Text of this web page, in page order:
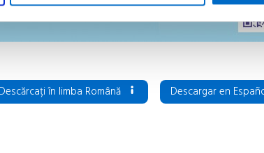
Descărcați în limba Română
Descargar en